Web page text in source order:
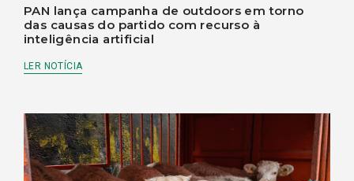
PAN lança campanha de outdoors em torno
das causas do partido com recurso à
inteligência artificial
LER NOTÍCIA